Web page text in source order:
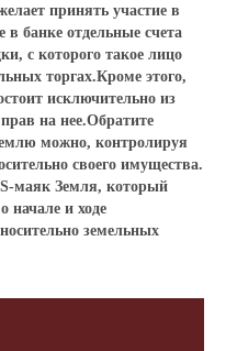
принять участие в
банке отдельные счета
с которого такое лицо
торгах.Кроме этого,
исключительно из
на нее.Обратите
можно, контролируя
своего имущества.
маяк Земля, который
начале и ходе
земельных